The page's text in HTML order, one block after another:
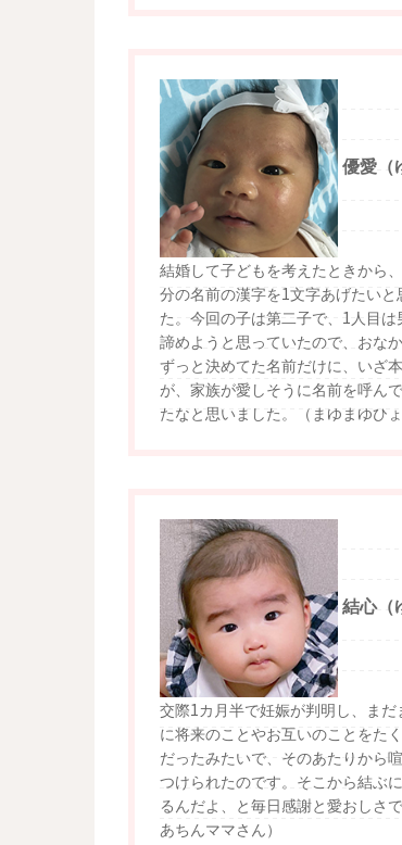
優愛（
結婚して子どもを考えたときから
分の名前の漢字を1文字あげたい
た。今回の子は第二子で、1人目
諦めようと思っていたので、おな
ずっと決めてた名前だけに、いざ
が、家族が愛しそうに名前を呼ん
たなと思いました。（まゆまゆひょ
結心（
交際1カ月半で妊娠が判明し、ま
に将来のことやお互いのことをた
だったみたいで、そのあたりから
つけられたのです。そこから結ぶ
るんだよ、と毎日感謝と愛おしさ
あちんママさん）